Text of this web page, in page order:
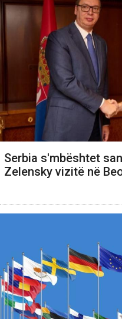
Serbia s'mbështet
Zelensky vizitë në